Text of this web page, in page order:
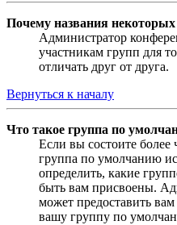
Почему названия
Администратор
участникам групп для
отличать друг от друга.
Вернуться к началу
Что такое группа по
Если вы состоите
группа по умолчанию
определить, какие
быть вам присвоены.
может предоставить
вашу группу по